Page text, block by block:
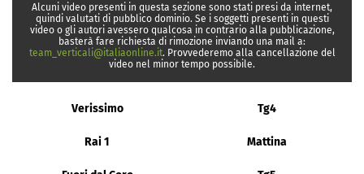
Alcuni video presenti in questa sezione sono stati presi da internet,
quindi valutati di pubblico dominio. Se i soggetti presenti in questi
video o gli autori avessero qualcosa in contrario alla pubblicazione,
basterà fare richiesta di rimozione inviando una mail a:
team_verticali@italiaonline.it. Provvederemo alla cancellazione del
video nel minor tempo possibile.
Verissimo Tg4
Rai 1 Mattina